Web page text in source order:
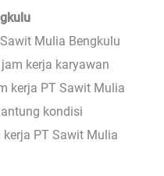
Mulia Bengkulu
kerja karyawan
kerja PT Sawit Mulia
kondisi
PT Sawit Mulia